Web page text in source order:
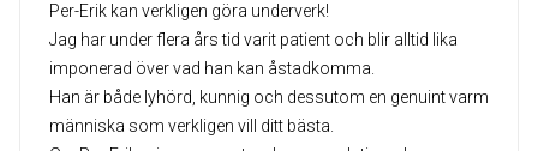
Per-Erik kan verkligen göra underverk!
Jag har under flera års tid varit patient och blir alltid lika
imponerad över vad han kan åstadkomma.
Han är både lyhörd, kunnig och dessutom en genuint varm
människa som verkligen vill ditt bästa.